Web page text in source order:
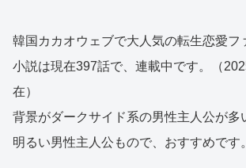
韓国カカオウェブで大人気の転生恋愛フ
小説は現在397話で、連載中です。（
在）
背景がダークサイド系の男性主人公が多
明るい男性主人公もので、おすすめです。